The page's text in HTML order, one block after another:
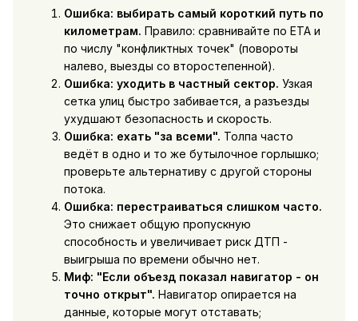
Ошибка: выбирать самый короткий путь по
километрам. Правило: сравнивайте по ETA и
по числу "конфликтных точек" (повороты
налево, выезды со второстепенной).
Ошибка: уходить в частный сектор. Узкая
сетка улиц быстро забивается, а разъезды
ухудшают безопасность и скорость.
Ошибка: ехать "за всеми". Толпа часто
ведёт в одно и то же бутылочное горлышко;
проверьте альтернативу с другой стороны
потока.
Ошибка: перестраиваться слишком часто.
Это снижает общую пропускную
способность и увеличивает риск ДТП -
выигрыша по времени обычно нет.
Миф: "Если объезд показал навигатор - он
точно открыт". Навигатор опирается на
данные, которые могут отставать;